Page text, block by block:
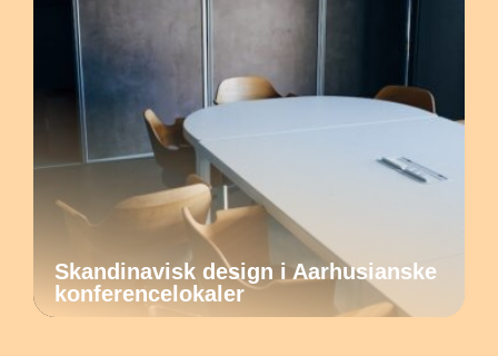
Skandinavisk design i Aarhusianske
konferencelokaler